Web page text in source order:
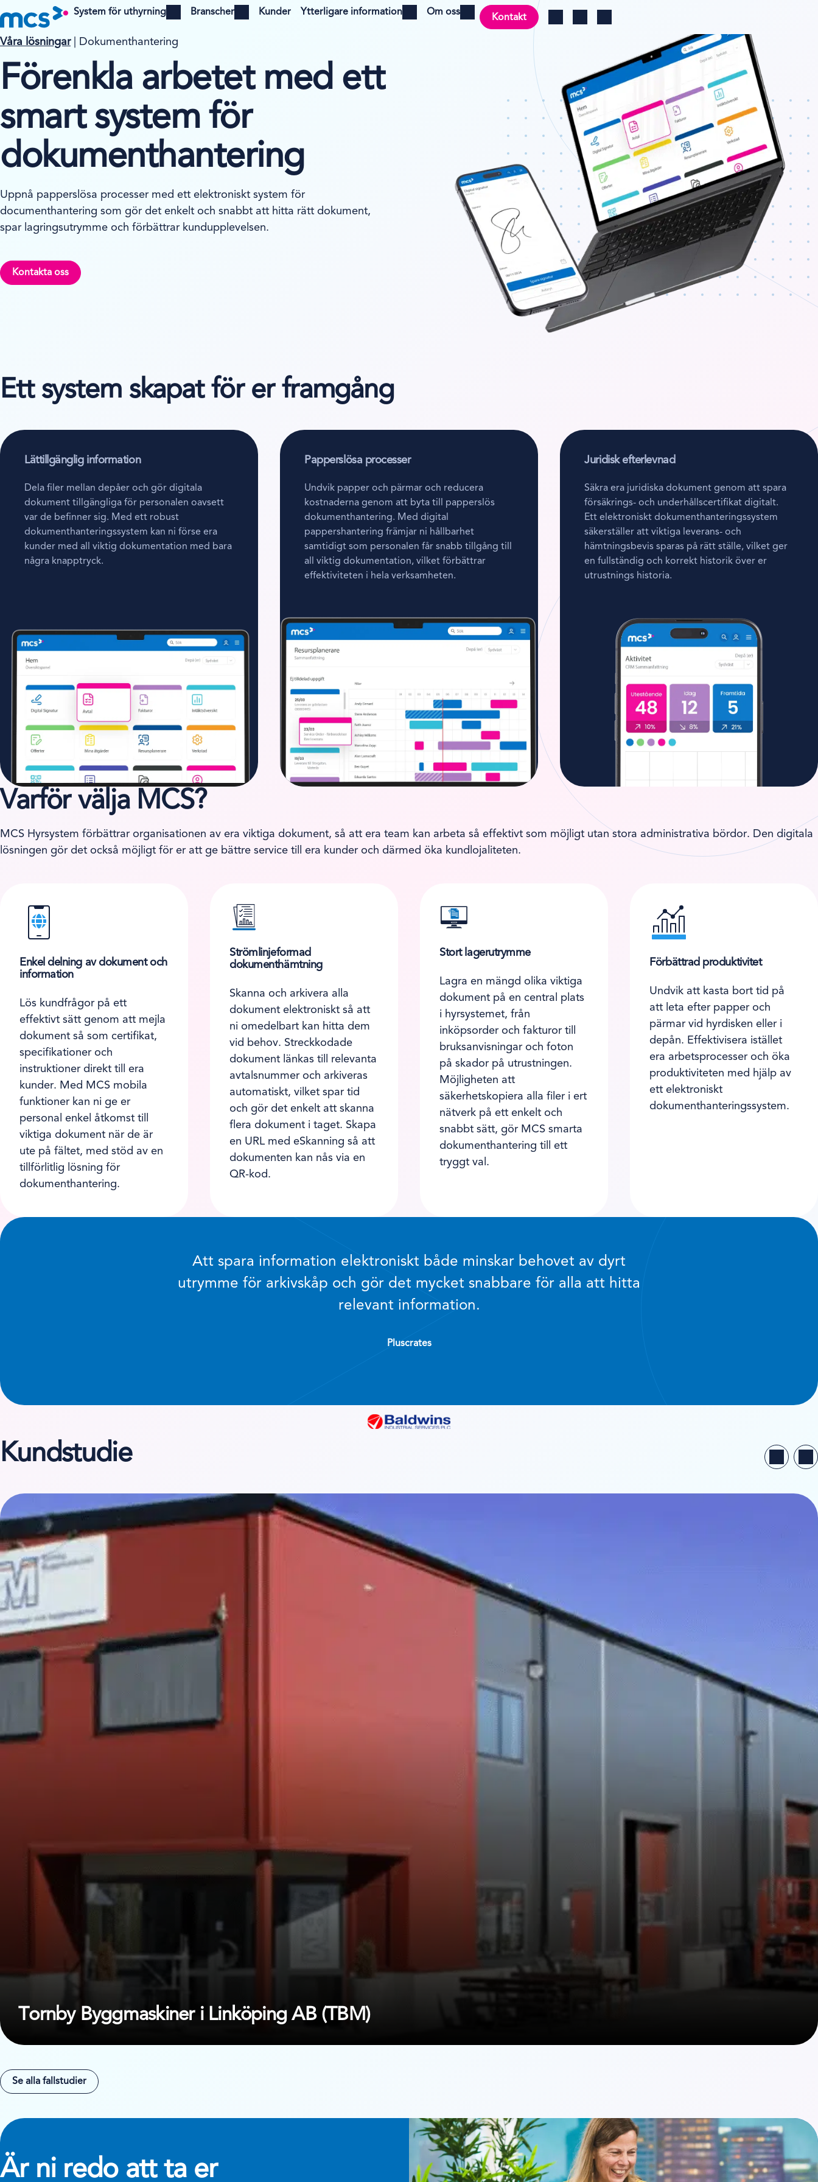
System för uthyrning
Open menu
Branscher
Open menu
Kunder Ytterligare information
Open menu
Om oss
Open menu Kontakt
Log inSearchVälj land
Våra lösningar| Dokumenthantering
Förenkla arbetet med ett
smart system för
dokumenthantering
Uppnå papperslösa processer med ett elektroniskt system för
documenthantering som gör det enkelt och snabbt att hitta rätt dokument,
spar lagringsutrymme och förbättrar kundupplevelsen.
Kontakta oss
Ett system skapat för er framgång
Lättillgänglig information
Dela filer mellan depåer och gör digitala
dokument tillgängliga för personalen oavsett
var de befinner sig. Med ett robust
dokumenthanteringssystem kan ni förse era
kunder med all viktig dokumentation med bara
några knapptryck.
Papperslösa processer
Undvik papper och pärmar och reducera
kostnaderna genom att byta till papperslös
dokumenthantering. Med digital
pappershantering främjar ni hållbarhet
samtidigt som personalen får snabb tillgång till
all viktig dokumentation, vilket förbättrar
effektiviteten i hela verksamheten.
Juridisk efterlevnad
Säkra era juridiska dokument genom att spara
försäkrings- och underhållscertifikat digitalt.
Ett elektroniskt dokumenthanteringssystem
säkerställer att viktiga leverans- och
hämtningsbevis sparas på rätt ställe, vilket ger
en fullständig och korrekt historik över er
utrustnings historia.
Varför välja MCS?
MCS Hyrsystem förbättrar organisationen av era viktiga dokument, så att era team kan arbeta så effektivt som möjligt utan stora administrativa bördor. Den digitala
lösningen gör det också möjligt för er att ge bättre service till era kunder och därmed öka kundlojaliteten.
Enkel delning av dokument och
information
Lös kundfrågor på ett
effektivt sätt genom att mejla
dokument så som certifikat,
specifikationer och
instruktioner direkt till era
kunder. Med MCS mobila
funktioner kan ni ge er
personal enkel åtkomst till
viktiga dokument när de är
ute på fältet, med stöd av en
tillförlitlig lösning för
dokumenthantering.
Strömlinjeformad
dokumenthämtning
Skanna och arkivera alla
dokument elektroniskt så att
ni omedelbart kan hitta dem
vid behov. Streckkodade
dokument länkas till relevanta
avtalsnummer och arkiveras
automatiskt, vilket spar tid
och gör det enkelt att skanna
flera dokument i taget. Skapa
en URL med eSkanning så att
dokumenten kan nås via en
QR-kod.
Stort lagerutrymme
Lagra en mängd olika viktiga
dokument på en central plats
i hyrsystemet, från
inköpsorder och fakturor till
bruksanvisningar och foton
på skador på utrustningen.
Möjligheten att
säkerhetskopiera alla filer i ert
nätverk på ett enkelt och
snabbt sätt, gör MCS smarta
dokumenthantering till ett
tryggt val.
Förbättrad produktivitet
Undvik att kasta bort tid på
att leta efter papper och
pärmar vid hyrdisken eller i
depån. Effektivisera istället
era arbetsprocesser och öka
produktiviteten med hjälp av
ett elektroniskt
dokumenthanteringssystem.
Att spara information elektroniskt både minskar behovet av dyrt
utrymme för arkivskåp och gör det mycket snabbare för alla att hitta
relevant information.
Pluscrates
Kundstudie
Tornby Byggmaskiner i Linköping AB (TBM)
Se kundstudien på Tornby Byggmaskiner i Linköping AB (TBM)
Se alla fallstudier
Är ni redo att ta er